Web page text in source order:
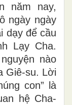
năm nay,
ngày ngày
dạy để cầu
Lạy Cha.
nào
Giê-su. Lời
con” là
hệ Cha-